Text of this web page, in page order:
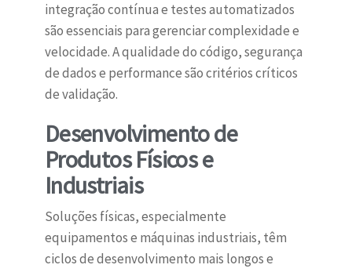
integração contínua e testes automatizados
são essenciais para gerenciar complexidade e
velocidade. A qualidade do código, segurança
de dados e performance são critérios críticos
de validação.
Desenvolvimento de
Produtos Físicos e
Industriais
Soluções físicas, especialmente
equipamentos e máquinas industriais, têm
ciclos de desenvolvimento mais longos e